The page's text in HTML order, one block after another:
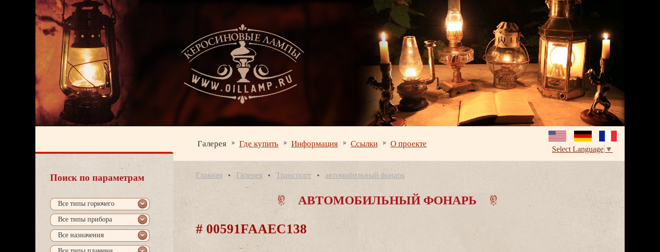
Галерея Где купить Информация Ссылки О проекте
Select Language ▼
Поиск по параметрам
се типы горючего
се типы прибора
се назначения
Главная Галерея Транспорт автомобильный фонарь
АВТОМОБИЛЬНЫЙ ФОНАРЬ
# 00591FAAEC138